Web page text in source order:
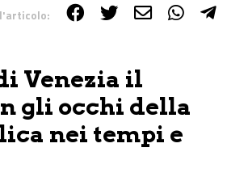
Venezia il
gli occhi della
nei tempi e